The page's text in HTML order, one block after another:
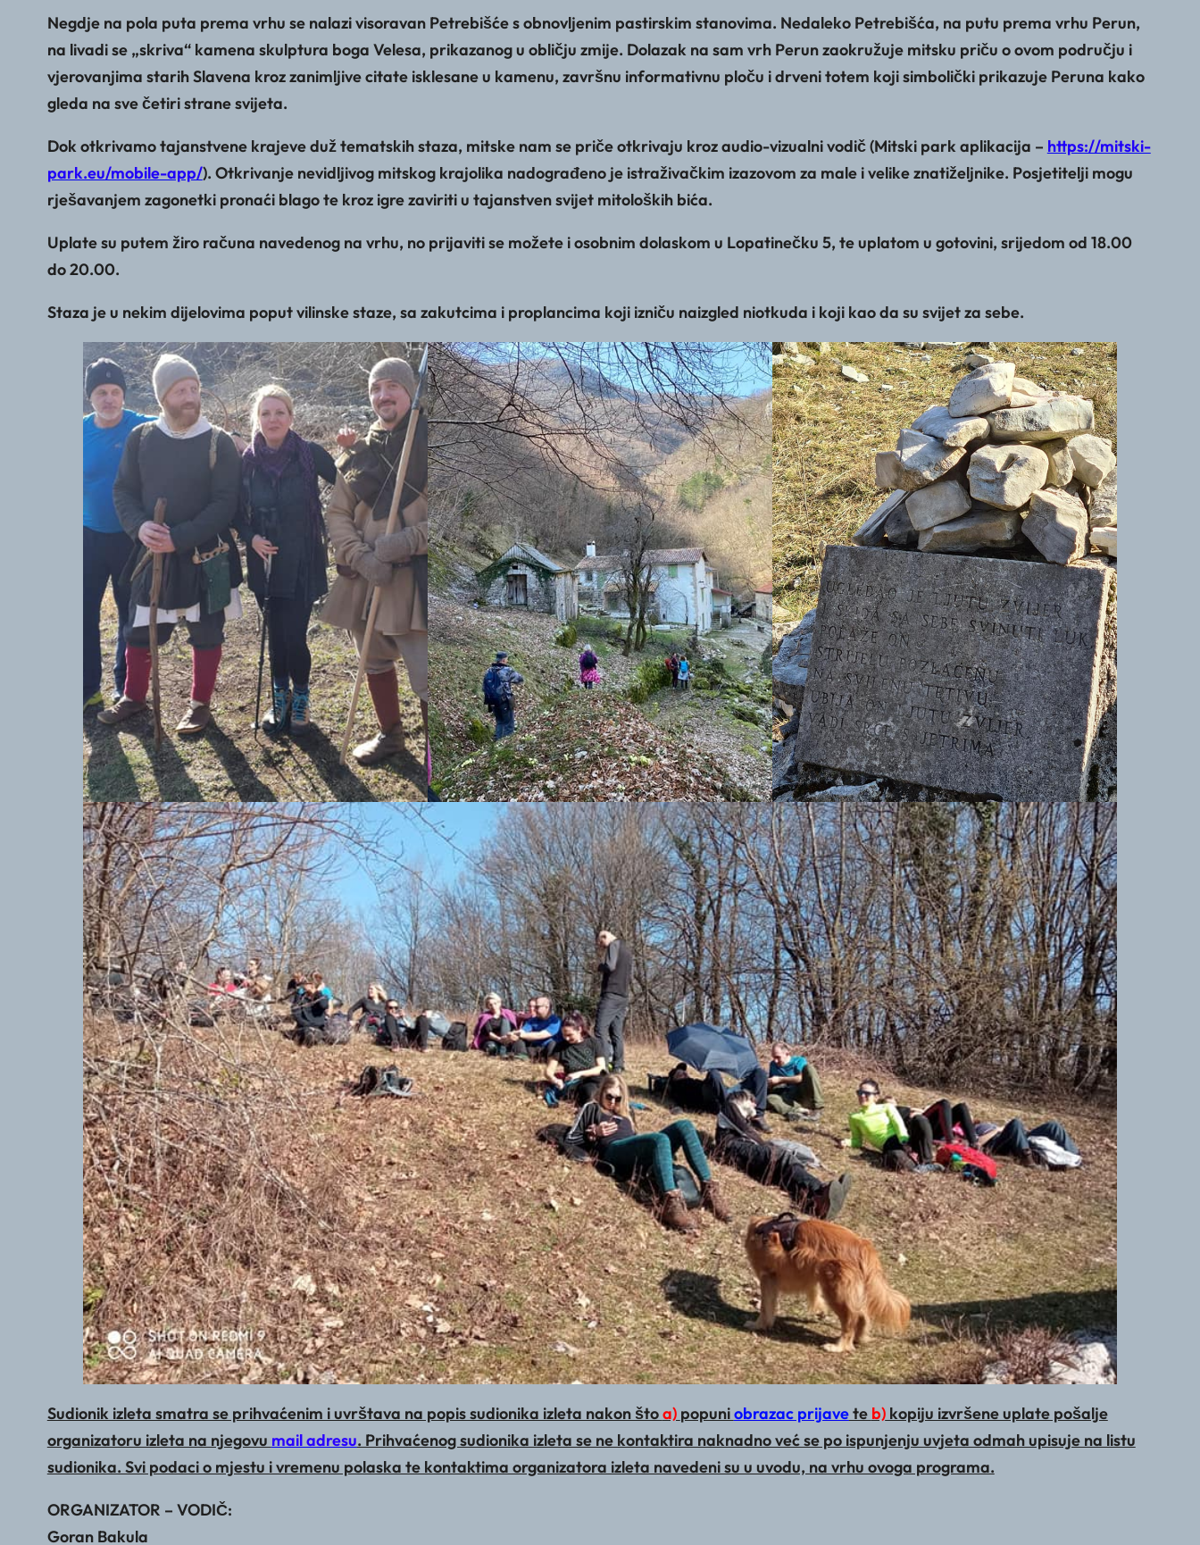
Negdje na pola puta prema vrhu se nalazi visoravan Petrebišće s obnovljenim pastirskim stanovima. Nedaleko Petrebišća, na putu prema vrhu Perun,
na livadi se „skriva“ kamena skulptura boga Velesa, prikazanog u obličju zmije. Dolazak na sam vrh Perun zaokružuje mitsku priču o ovom području i
vjerovanjima starih Slavena kroz zanimljive citate isklesane u kamenu, završnu informativnu ploču i drveni totem koji simbolički prikazuje Peruna kako
gleda na sve četiri strane svijeta.
Dok otkrivamo tajanstvene krajeve duž tematskih staza, mitske nam se priče otkrivaju kroz audio-vizualni vodič (Mitski park aplikacija – https://mitski-
park.eu/mobile-app/). Otkrivanje nevidljivog mitskog krajolika nadograđeno je istraživačkim izazovom za male i velike znatiželjnike. Posjetitelji mogu
rješavanjem zagonetki pronaći blago te kroz igre zaviriti u tajanstven svijet mitoloških bića.
Uplate su putem žiro računa navedenog na vrhu, no prijaviti se možete i osobnim dolaskom u Lopatinečku 5, te uplatom u gotovini, srijedom od 18.00
do 20.00.
Staza je u nekim dijelovima poput vilinske staze, sa zakutcima i proplancima koji izniču naizgled niotkuda i koji kao da su svijet za sebe.
Sudionik izleta smatra se prihvaćenim i uvrštava na popis sudionika izleta nakon štoa) popuniobrazac prijavete b)kopiju izvršene uplate pošalje
organizatoru izleta na njegovu mail adresu. Prihvaćenog sudionika izleta se ne kontaktira naknadno već se po ispunjenju uvjeta odmah upisuje na listu
sudionika. Svi podaci o mjestu i vremenu polaska te kontaktima organizatora izleta navedeni su u uvodu, na vrhu ovoga programa.
ORGANIZATOR – VODIČ:
Goran Bakula